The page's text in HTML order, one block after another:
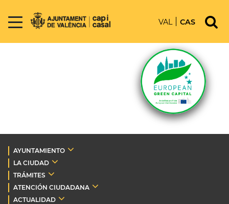
VAL CAS
AYUNTAMIENTO
LA CIUDAD
TRÁMITES
ATENCIÓN CIUDADANA
ACTUALIDAD